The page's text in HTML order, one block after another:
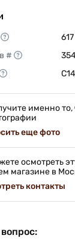
617
#
именно то,
еще фото
осмотреть
магазине в
контакты